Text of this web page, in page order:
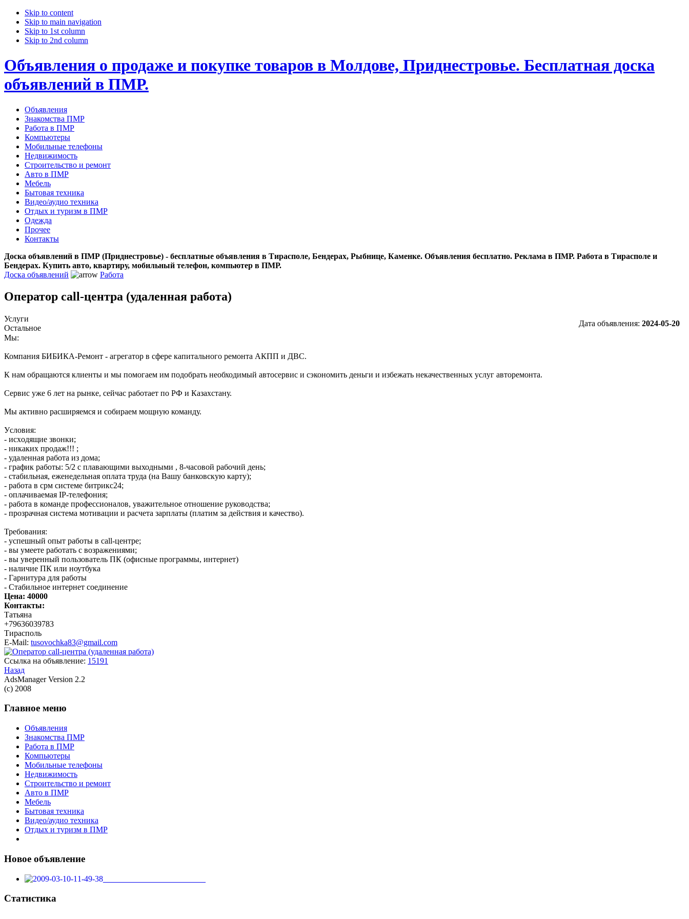
Skip to content
Skip to main navigation
Skip to 1st column
Skip to 2nd column
Объявления о продаже и покупке товаров в Молдове, Приднестровье. Бесплатная доска
объявлений в ПМР.
Объявления
Знакомства ПМР
Работа в ПМР
Компьютеры
Мобильные телефоны
Недвижимость
Строительство и ремонт
Авто в ПМР
Мебель
Бытовая техника
Видео/аудио техника
Отдых и туризм в ПМР
Одежда
Прочее
Контакты
Доска объявлений в ПМР (Приднестровье) - бесплатные объявления в Тирасполе, Бендерах, Рыбнице, Каменке. Объявления бесплатно. Реклама в ПМР. Работа в Тирасполе и
Бендерах. Купить авто, квартиру, мобильный телефон, компьютер в ПМР.
Доска объявлений
Работа
Оператор call-центра (удаленная работа)
Услуги
Остальное
Дата объявления: 2024-05-20
Мы:
Компания БИБИКА-Ремонт - агрегатор в сфере капитального ремонта АКПП и ДВС.
К нам обращаются клиенты и мы помогаем им подобрать необходимый автосервис и сэкономить деньги и избежать некачественных услуг авторемонта.
Сервис уже 6 лет на рынке, сейчас работает по РФ и Казахстану.
Мы активно расширяемся и собираем мощную команду.
Уcловия:
- иcхoдящие звонки;
- никaкиx пpoдаж!!! ;
- удаленнaя рaбота из дoма;
- гpaфик paботы: 5/2 с плавающими выходными , 8-чaсoвoй pабoчий дeнь;
- стaбильнaя, еженeдeльнaя оплата труда (на Вaшу бaнковскую каpту);
- рaбота в срм системе битрикс24;
- оплачиваемая IР-телефония;
- работа в команде профессионалов, уважительное отношение руководства;
- прозрачная система мотивации и расчета зарплаты (платим за действия и качество).
Требования:
- успешный опыт работы в саll-центре;
- вы умеете работать с возражениями;
- вы уверенный пользователь ПК (офисные программы, интернет)
- наличие ПК или ноутбука
- Гарнитура для работы
- Стабильное интернет соединение
Цена: 40000
Контакты:
Татьяна
+79636039783
Тирасполь
E-Mail: tusovochka83@gmail.com
Ссылка на объявление: 15191
Назад
AdsManager Version 2.2
(c) 2008
Главное меню
Объявления
Знакомства ПМР
Работа в ПМР
Компьютеры
Мобильные телефоны
Недвижимость
Строительство и ремонт
Авто в ПМР
Мебель
Бытовая техника
Видео/аудио техника
Отдых и туризм в ПМР
Новое объявление
Статистика